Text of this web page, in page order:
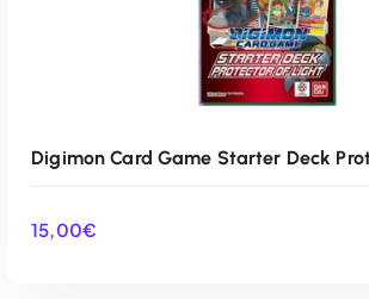
Digimon Card Game Starter Deck
15,00€